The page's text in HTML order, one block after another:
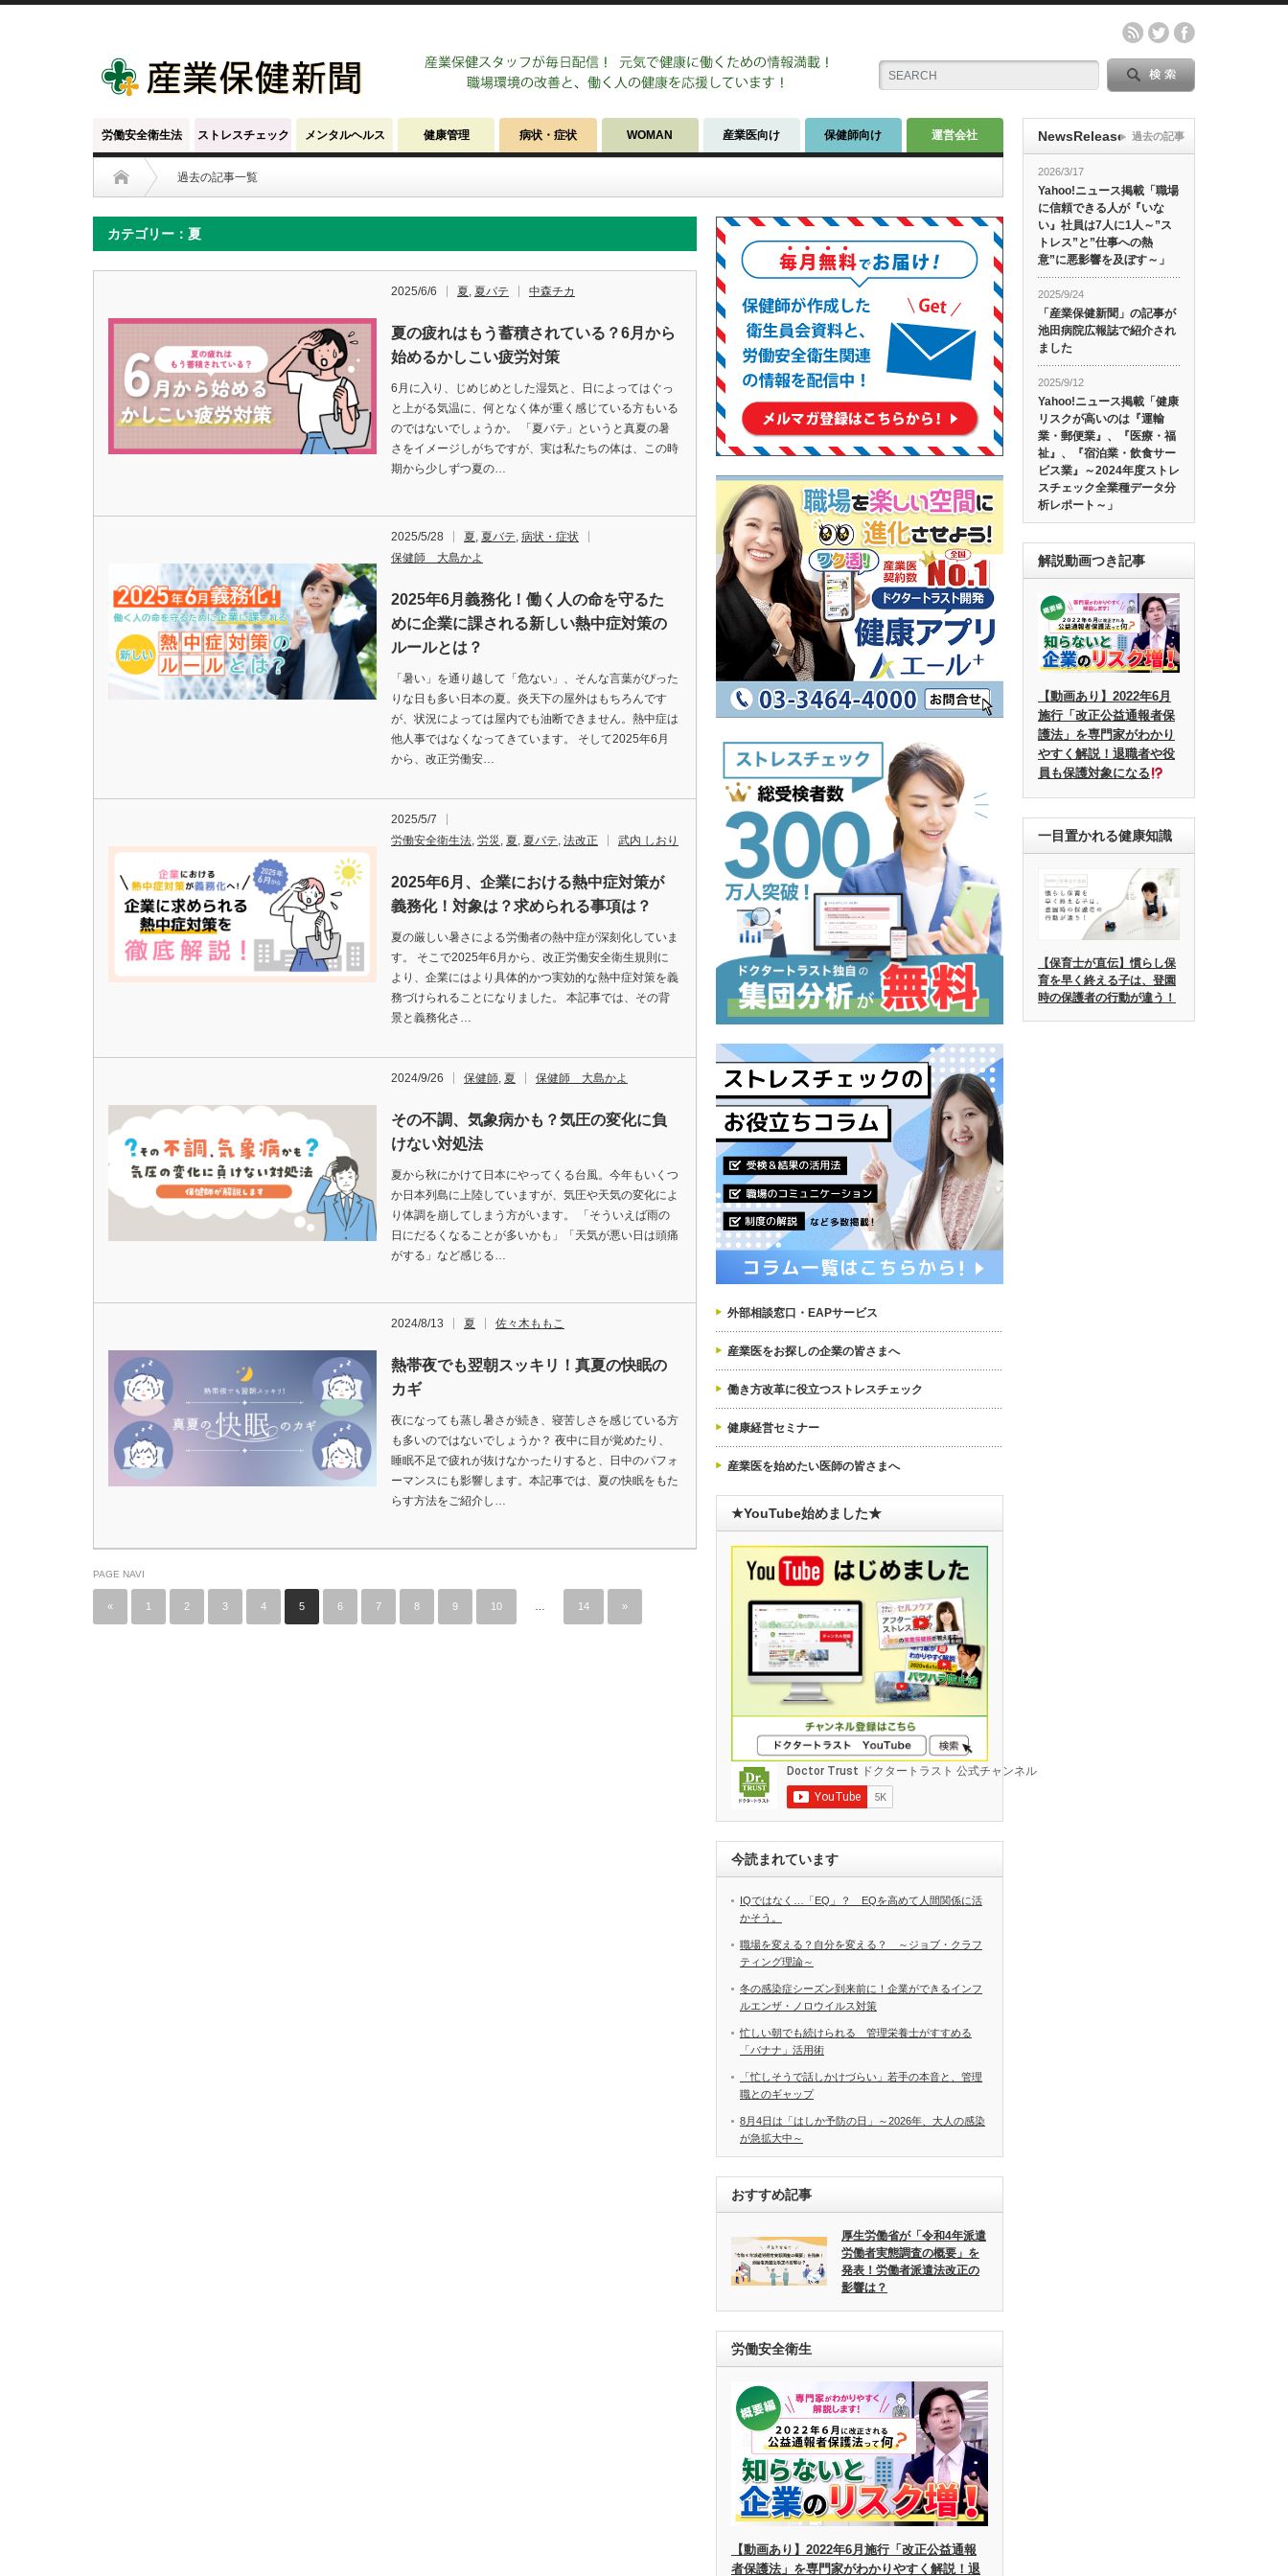
労働安全衛生法 ストレスチェック メンタルヘルス 健康管理 病状・症状 WOMAN 産業医向け 保健師向け 運営会社
過去の記事一覧
カテゴリー：夏
2025/6/6 夏, 夏バテ 中森チカ
夏の疲れはもう蓄積されている？6月から
始めるかしこい疲労対策
6月に入り、じめじめとした湿気と、日によってはぐっ
と上がる気温に、何となく体が重く感じている方もいる
のではないでしょうか。 「夏バテ」というと真夏の暑
さをイメージしがちですが、実は私たちの体は、この時
期から少しずつ夏の…
2025/5/28 夏, 夏バテ, 病状・症状
保健師 大島かよ
2025年6月義務化！働く人の命を守るた
めに企業に課される新しい熱中症対策の
ルールとは？
「暑い」を通り越して「危ない」、そんな言葉がぴった
りな日も多い日本の夏。炎天下の屋外はもちろんです
が、状況によっては屋内でも油断できません。熱中症は
他人事ではなくなってきています。 そして2025年6月
から、改正労働安…
2025/5/7
労働安全衛生法, 労災 , 夏, 夏バテ, 法改正 武内 しおり
2025年6月、企業における熱中症対策が
義務化！対象は？求められる事項は？
夏の厳しい暑さによる労働者の熱中症が深刻化していま
す。 そこで2025年6月から、改正労働安全衛生規則に
より、企業にはより具体的かつ実効的な熱中症対策を義
務づけられることになりました。 本記事では、その背
景と義務化さ…
2024/9/26 保健師, 夏 保健師 大島かよ
その不調、気象病かも？気圧の変化に負
けない対処法
夏から秋にかけて日本にやってくる台風。今年もいくつ
か日本列島に上陸していますが、気圧や天気の変化によ
り体調を崩してしまう方がいます。 「そういえば雨の
日にだるくなることが多いかも」「天気が悪い日は頭痛
がする」など感じる…
2024/8/13 夏 佐々木ももこ
熱帯夜でも翌朝スッキリ！真夏の快眠の
カギ
夜になっても蒸し暑さが続き、寝苦しさを感じている方
も多いのではないでしょうか？ 夜中に目が覚めたり、
睡眠不足で疲れが抜けなかったりすると、日中のパフォ
ーマンスにも影響します。本記事では、夏の快眠をもた
らす方法をご紹介し…
PAGE NAVI
« 1 2 3 4 5 6 7 8 9 10 14 »
外部相談窓口・EAPサービス
産業医をお探しの企業の皆さまへ
働き方改革に役立つストレスチェック
健康経営セミナー
産業医を始めたい医師の皆さまへ
★YouTube始めました★
今読まれています
IQではなく…「EQ」？ EQを高めて人間関係に活
かそう。
職場を変える？自分を変える？ ～ジョブ・クラフ
ティング理論～
冬の感染症シーズン到来前に！企業ができるインフ
ルエンザ・ノロウイルス対策
忙しい朝でも続けられる 管理栄養士がすすめる
「バナナ」活用術
「忙しそうで話しかけづらい」若手の本音と、管理
職とのギャップ
8月4日は「はしか予防の日」～2026年、大人の感染
が急拡大中～
おすすめ記事
厚生労働省が「令和4年派遣
労働者実態調査の概要」を
発表！労働者派遣法改正の
影響は？
労働安全衛生
【動画あり】2022年6月施行「改正公益通報
者保護法」を専門家がわかりやすく解説！退
NewsRelease
2026/3/17
Yahoo!ニュース掲載「職場
に信頼できる人が『いな
い』社員は7人に1人～”ス
トレス”と”仕事への熱
意”に悪影響を及ぼす～」
2025/9/24
「産業保健新聞」の記事が
池田病院広報誌で紹介され
ました
2025/9/12
Yahoo!ニュース掲載「健康
リスクが高いのは『運輸
業・郵便業』、『医療・福
祉』、『宿泊業・飲食サー
ビス業』～2024年度ストレ
スチェック全業種データ分
析レポート～」
過去の記事
解説動画つき記事
【動画あり】2022年6月
施行「改正公益通報者保
護法」を専門家がわかり
やすく解説！退職者や役
員も保護対象になる
一目置かれる健康知識
【保育士が直伝】慣らし保
育を早く終える子は、登園
時の保護者の行動が違う！